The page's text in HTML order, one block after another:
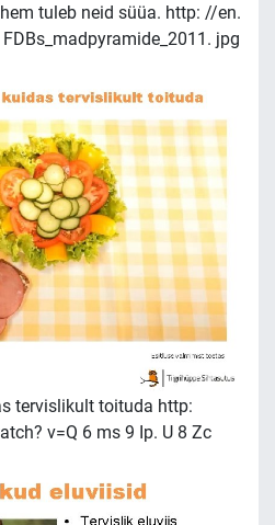
tuleb neid süüa. http: //en.
jpg
tervislikult toituda http:
v=Q 6 ms 9 Ip. U 8 Zc